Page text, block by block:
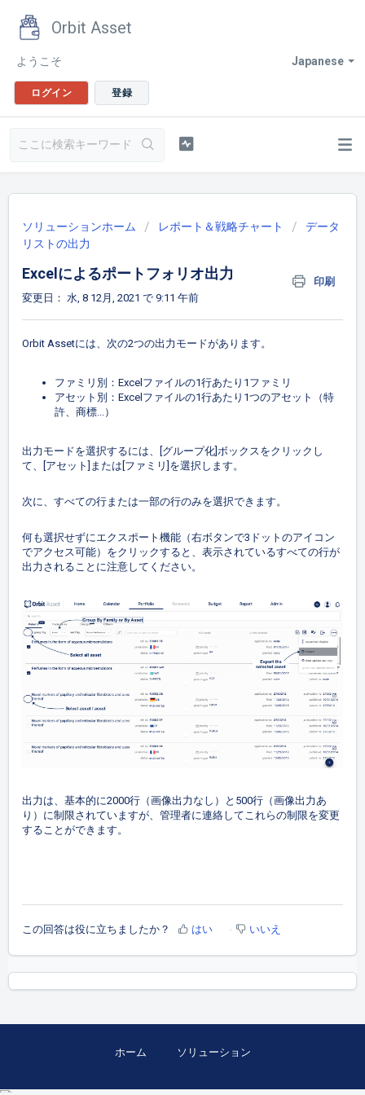
Orbit Asset
Japanese
ようこそ
ログイン 登録
ソリューションホーム レポート＆戦略チャート
データ
リストの出力
Excelによるポートフォリオ出力
印刷
変更日： 水, 8 12月, 2021 で 9:11 午前
Orbit Assetには、次の2つの出力モードがあります。
ファミリ別：Excelファイルの1行あたり1ファミリ
アセット別：Excelファイルの1行あたり1つのアセット（特
許、商標...）
出力モードを選択するには、[グループ化]ボックスをクリックし
て、[アセット]または[ファミリ]を選択します。
次に、すべての行または一部の行のみを選択できます。
何も選択せずにエクスポート機能（右ボタンで3ドットのアイコン
でアクセス可能）をクリックすると、表示されているすべての行が
出力されることに注意してください。
出力は、基本的に2000行（画像出力なし）と500行（画像出力あ
り）に制限されていますが、管理者に連絡してこれらの制限を変更
することができます。
この回答は役に立ちましたか？ はい いいえ
ホーム ソリューション